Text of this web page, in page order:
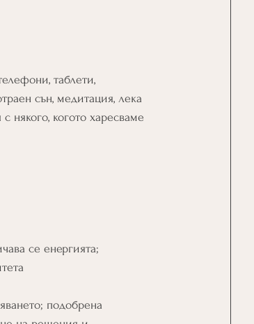
таблети,
сън, медитация, лека
някого, когото харесваме
се енергията;
подобрена